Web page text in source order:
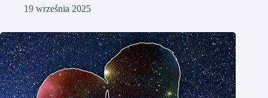
19 września 2025